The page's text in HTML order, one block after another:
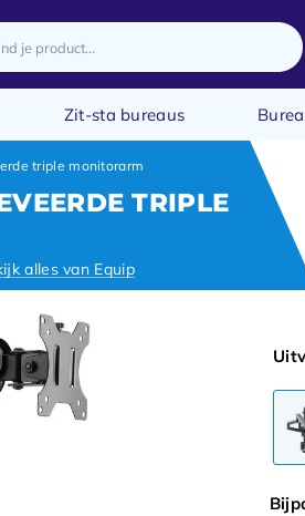
Zit-sta bureaus
triple monitorarm
TRIPLE
alles van Equip